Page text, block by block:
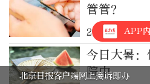
管管？
2026-7-24
今日大暑
院中
APP
北京日报客户端网上接诉即办